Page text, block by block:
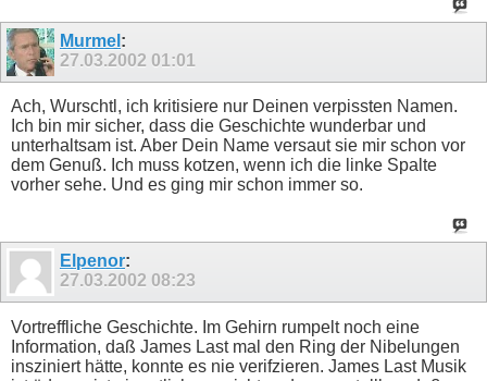
Murmel :
27.03.2002 01:01
Ach, Wurschtl, ich kritisiere nur Deinen verpissten Namen.
Ich bin mir sicher, dass die Geschichte wunderbar und
unterhaltsam ist. Aber Dein Name versaut sie mir schon vor
dem Genuß. Ich muss kotzen, wenn ich die linke Spalte
vorher sehe. Und es ging mir schon immer so.
Elpenor:
27.03.2002 08:23
Vortreffliche Geschichte. Im Gehirn rumpelt noch eine
Information, daß James Last mal den Ring der Nibelungen
insziniert hätte, konnte es nie verifzieren. James Last Musik